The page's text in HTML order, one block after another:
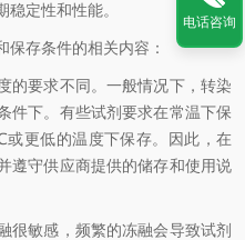
定性和性能。
保存条件的相关内容：
的要求不同。一般情况下，转染
件下。有些试剂要求在常温下保
更低的温度下保存。因此，在
遵守供应商提供的储存和使用说
很敏感，频繁的冻融会导致试剂
电话咨询